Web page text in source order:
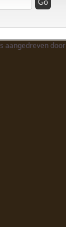
aangedreven door